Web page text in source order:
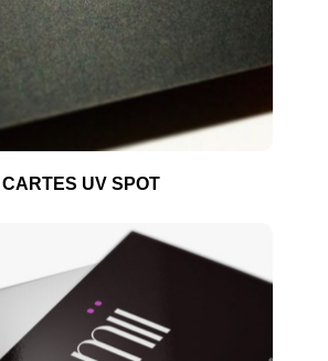
CARTES UV SPOT